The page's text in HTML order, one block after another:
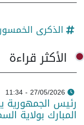
الذكرى
الأكثر قراءة
27/05/2026 - 11:34
رئيس الجمهورية
المبارك بولاية